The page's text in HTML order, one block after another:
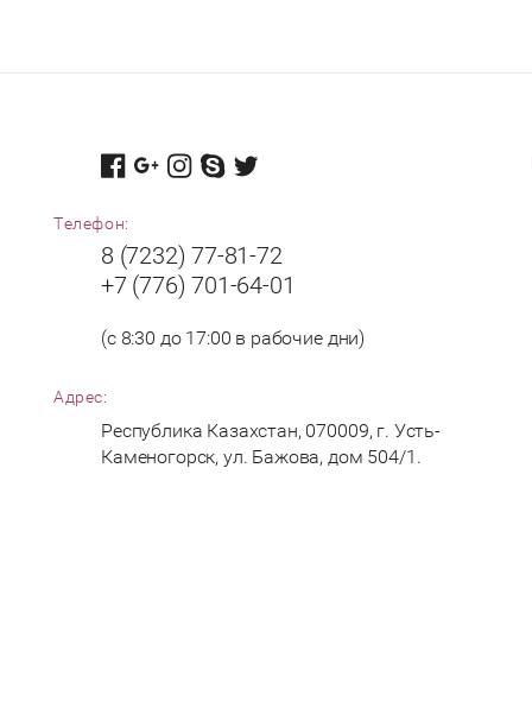
Телефон:
8 (7232) 77-81-72
+7 (776) 701-64-01
(с 8:30 до 17:00 в рабочие дни)
Адрес:
Республика Казахстан, 070009, г. Усть-
Каменогорск, ул. Бажова, дом 504/1.